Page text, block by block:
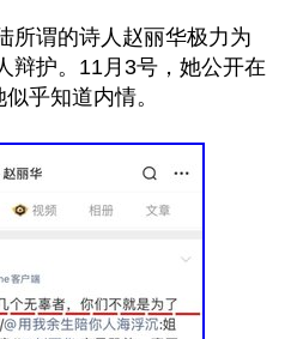
所谓的诗人赵丽华极力为
辩护。11月3号，她公开在
乎知道内情。